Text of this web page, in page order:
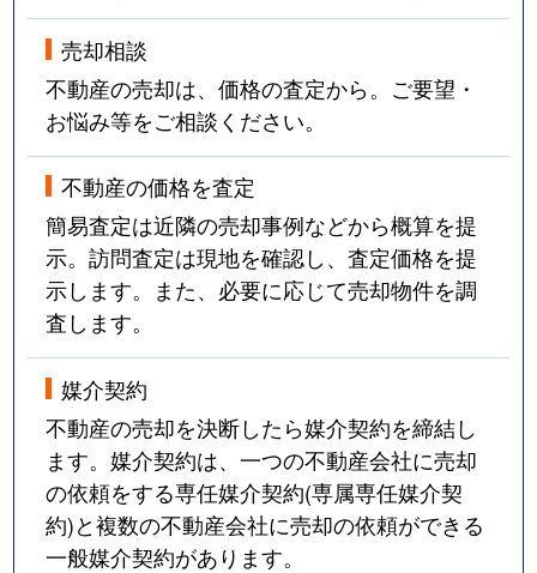
売却相談
不動産の売却は、価格の査定から。ご要望・
お悩み等をご相談ください。
不動産の価格を査定
簡易査定は近隣の売却事例などから概算を提
示。訪問査定は現地を確認し、査定価格を提
示します。また、必要に応じて売却物件を調
査します。
媒介契約
不動産の売却を決断したら媒介契約を締結し
ます。媒介契約は、一つの不動産会社に売却
の依頼をする専任媒介契約(専属専任媒介契
約)と複数の不動産会社に売却の依頼ができる
一般媒介契約があります。